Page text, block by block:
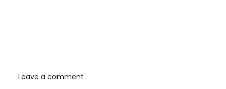
Leave a comment